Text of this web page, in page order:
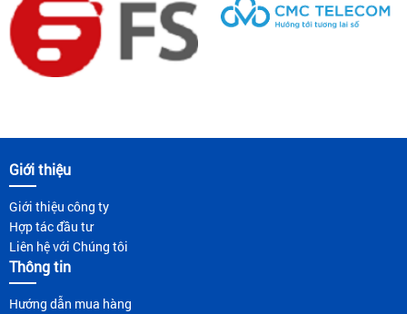
Giới thiệu
Giới thiệu công ty
Hợp tác đầu tư
Liên hệ với Chúng tôi
Thông tin
Hướng dẫn mua hàng